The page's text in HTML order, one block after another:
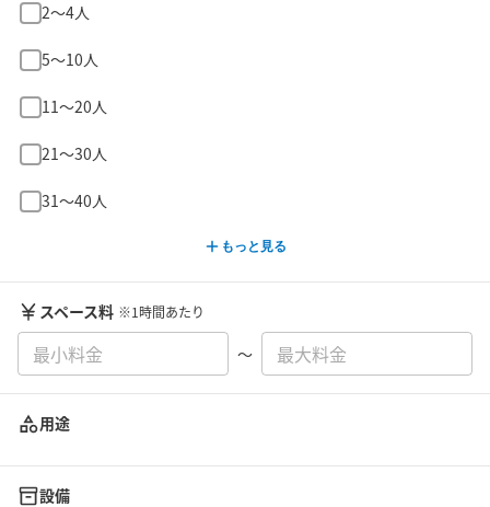
2〜4人
5〜10人
11〜20人
21〜30人
31〜40人
もっと見る
スペース料 ※1時間あたり
〜
用途
設備